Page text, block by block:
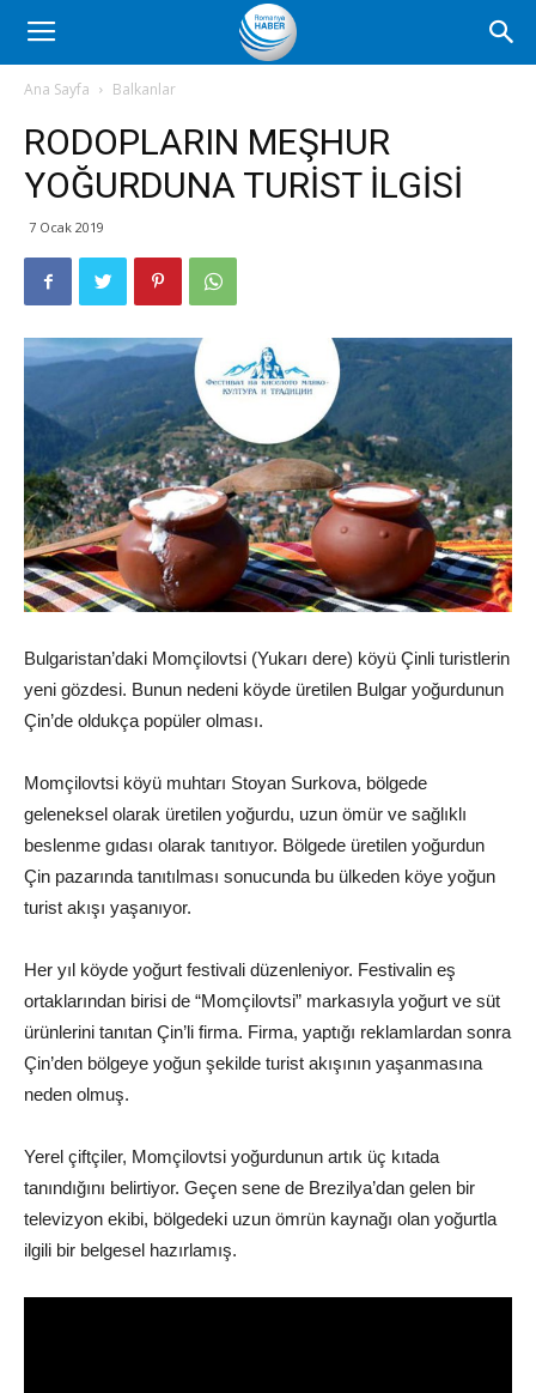
Romanya
Haber
Ana Sayfa Balkanlar
RODOPLARIN MEŞHUR
YOĞURDUNA TURİST İLGİSİ
7 Ocak 2019
Bulgaristan’daki Momçilovtsi (Yukarı dere) köyü Çinli turistlerin
yeni gözdesi. Bunun nedeni köyde üretilen Bulgar yoğurdunun
Çin’de oldukça popüler olması.
Momçilovtsi köyü muhtarı Stoyan Surkova, bölgede
geleneksel olarak üretilen yoğurdu, uzun ömür ve sağlıklı
beslenme gıdası olarak tanıtıyor. Bölgede üretilen yoğurdun
Çin pazarında tanıtılması sonucunda bu ülkeden köye yoğun
turist akışı yaşanıyor.
Her yıl köyde yoğurt festivali düzenleniyor. Festivalin eş
ortaklarından birisi de “Momçilovtsi” markasıyla yoğurt ve süt
ürünlerini tanıtan Çin’li firma. Firma, yaptığı reklamlardan sonra
Çin’den bölgeye yoğun şekilde turist akışının yaşanmasına
neden olmuş.
Yerel çiftçiler, Momçilovtsi yoğurdunun artık üç kıtada
tanındığını belirtiyor. Geçen sene de Brezilya’dan gelen bir
televizyon ekibi, bölgedeki uzun ömrün kaynağı olan yoğurtla
ilgili bir belgesel hazırlamış.